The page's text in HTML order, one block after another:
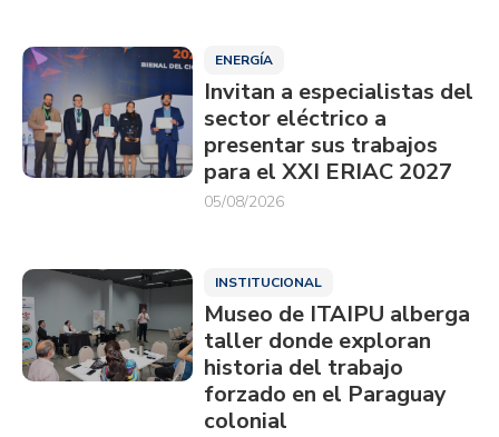
ENERGÍA
Invitan a especialistas del
sector eléctrico a
presentar sus trabajos
para el XXI ERIAC 2027
05/08/2026
INSTITUCIONAL
Museo de ITAIPU alberga
taller donde exploran
historia del trabajo
forzado en el Paraguay
colonial